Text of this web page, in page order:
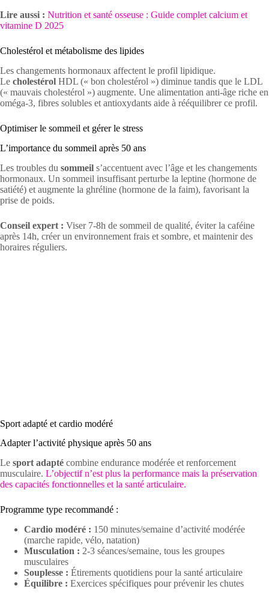
Lire aussi : Nutrition et santé osseuse : Guide complet calcium et
vitamine D 2025
Cholestérol et métabolisme des lipides
Les changements hormonaux affectent le profil lipidique.
Le cholestérol HDL (« bon cholestérol ») diminue tandis que le LDL
(« mauvais cholestérol ») augmente. Une alimentation anti-âge riche en
oméga-3, fibres solubles et antioxydants aide à rééquilibrer ce profil.
Optimiser le sommeil et gérer le stress
L’importance du sommeil après 50 ans
Les troubles du sommeil s’accentuent avec l’âge et les changements
hormonaux. Un sommeil insuffisant perturbe la leptine (hormone de
satiété) et augmente la ghréline (hormone de la faim), favorisant la
prise de poids.
Conseil expert : Viser 7-8h de sommeil de qualité, éviter la caféine
après 14h, créer un environnement frais et sombre, et maintenir des
horaires réguliers.
Sport adapté et cardio modéré
Adapter l’activité physique après 50 ans
Le sport adapté combine endurance modérée et renforcement
musculaire. L’objectif n’est plus la performance mais la préservation
des capacités fonctionnelles et la santé articulaire.
Programme type recommandé :
Cardio modéré : 150 minutes/semaine d’activité modérée
(marche rapide, vélo, natation)
Musculation : 2-3 séances/semaine, tous les groupes
musculaires
Souplesse : Étirements quotidiens pour la santé articulaire
Équilibre : Exercices spécifiques pour prévenir les chutes